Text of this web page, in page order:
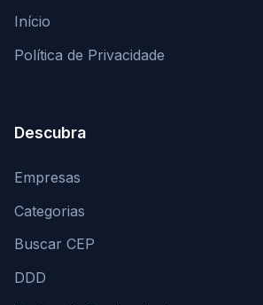
Início
Política de Privacidade
Descubra
Empresas
Categorias
Buscar CEP
DDD